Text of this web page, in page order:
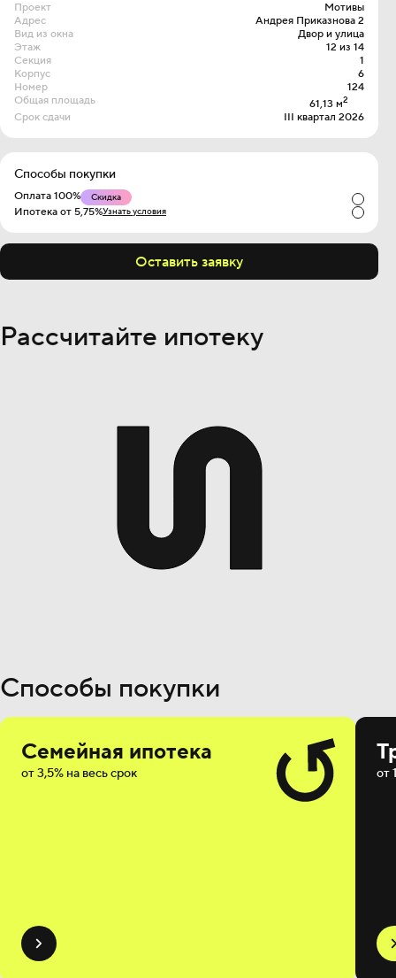
Проект
Мотивы
Адрес
Андрея Приказнова 2
Вид из окна
Двор и улица
Этаж
12 из 14
Секция
1
Корпус
6
Номер
124
Общая площадь
61,13 м2
Срок сдачи III квартал 2026
Способы покупки
Оплата 100% Скидка
Ипотека от 5,75%Узнать условия
Оставить заявку
Рассчитайте ипотеку
Способы покупки
Семейная ипотека
от 3,5% на весь срок от